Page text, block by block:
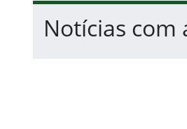
Início do conteúdo
Notícias com